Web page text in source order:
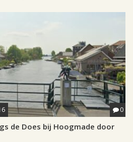
0
de Does bij Hoogmade door